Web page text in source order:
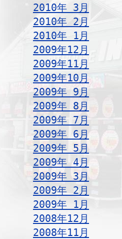
2010年 3月
2010年 2月
2010年 1月
2009年12月
2009年11月
2009年10月
2009年 9月
2009年 8月
2009年 7月
2009年 6月
2009年 5月
2009年 4月
2009年 3月
2009年 2月
2009年 1月
2008年12月
2008年11月